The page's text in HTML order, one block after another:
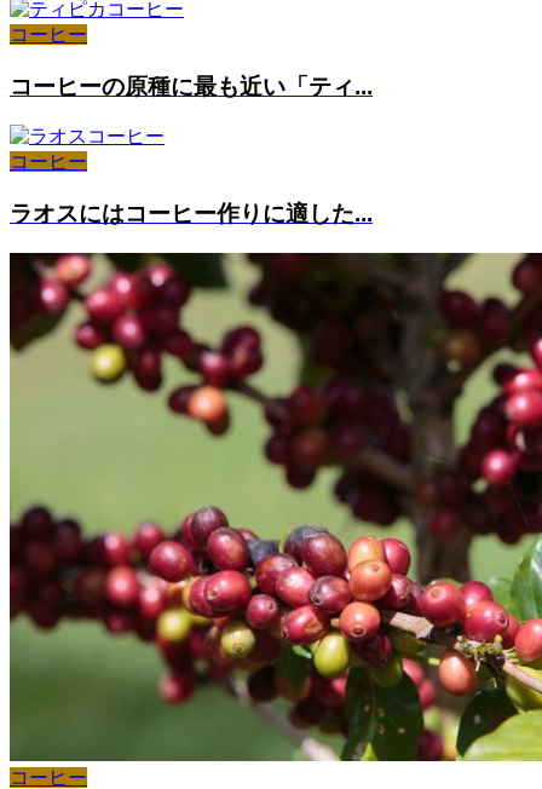
コーヒー
コーヒーの原種に最も近い「ティ...
コーヒー
ラオスにはコーヒー作りに適した...
コーヒー